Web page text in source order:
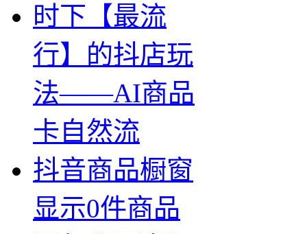
时下【最流
行】的抖店玩
法——AI商品
卡自然流
抖音商品橱窗
显示0件商品